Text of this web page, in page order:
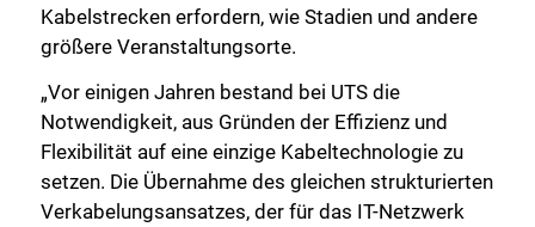
Kabelstrecken erfordern, wie Stadien und andere
größere Veranstaltungsorte.
„Vor einigen Jahren bestand bei UTS die
Notwendigkeit, aus Gründen der Effizienz und
Flexibilität auf eine einzige Kabeltechnologie zu
setzen. Die Übernahme des gleichen strukturierten
Verkabelungsansatzes, der für das IT-Netzwerk